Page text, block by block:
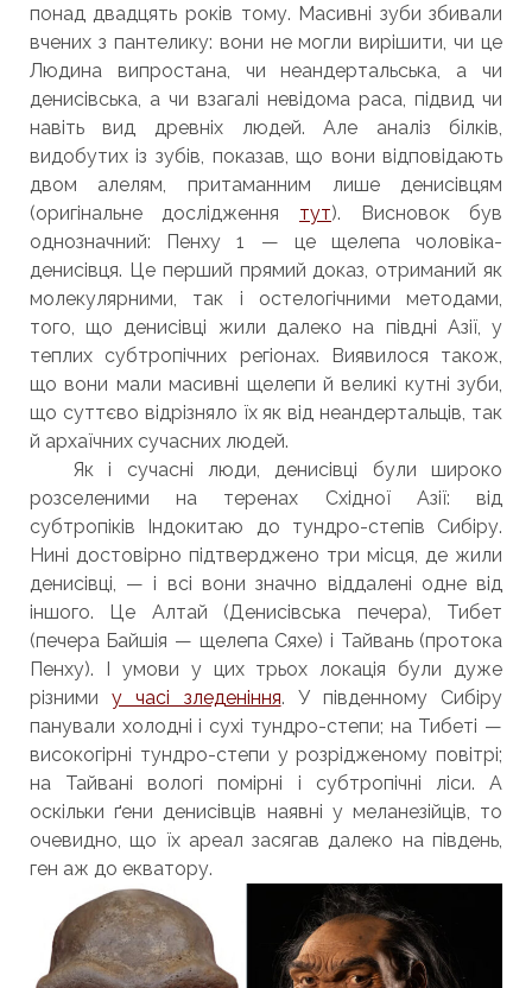
понад двадцять років тому. Масивні зуби збивали
вчених з пантелику: вони не могли вирішити, чи це
Людина випростана, чи неандертальська, а чи
денисівська, а чи взагалі невідома раса, підвид чи
навіть вид древніх людей. Але аналіз білків,
видобутих із зубів, показав, що вони відповідають
двом алелям, притаманним лише денисівцям
(оригінальне дослідження тут). Висновок був
однозначний: Пенху 1 — це щелепа чоловіка-
денисівця. Це перший прямий доказ, отриманий як
молекулярними, так і остелогічними методами,
того, що денисівці жили далеко на півдні Азії, у
теплих субтропічних регіонах. Виявилося також,
що вони мали масивні щелепи й великі кутні зуби,
що суттєво відрізняло їх як від неандертальців, так
й архаїчних сучасних людей.
Як і сучасні люди, денисівці були широко
розселеними на теренах Східної Азії: від
субтропіків Індокитаю до тундро-степів Сибіру.
Нині достовірно підтверджено три місця, де жили
денисівці, — і всі вони значно віддалені одне від
іншого. Це Алтай (Денисівська печера), Тибет
(печера Байшія — щелепа Сяхе) і Тайвань (протока
Пенху). І умови у цих трьох локація були дуже
різнимиу часі зледеніння. У південному Сибіру
панували холодні і сухі тундро-степи; на Тибеті —
високогірні тундро-степи у розрідженому повітрі;
на Тайвані вологі помірні і субтропічні ліси. А
оскільки ґени денисівців наявні у меланезійців, то
очевидно, що їх ареал засягав далеко на південь,
ген аж до екватору.